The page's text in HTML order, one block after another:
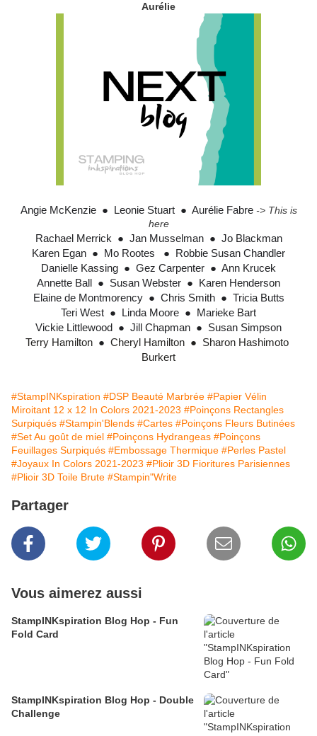
Aurélie
Angie McKenzie ● Leonie Stuart ● Aurélie Fabre -> This is
here
Rachael Merrick ● Jan Musselman ● Jo Blackman
Karen Egan ● Mo Rootes ● Robbie Susan Chandler
Danielle Kassing ● Gez Carpenter ● Ann Krucek
Annette Ball ● Susan Webster ● Karen Henderson
Elaine de Montmorency ● Chris Smith ● Tricia Butts
Teri West ● Linda Moore ● Marieke Bart
Vickie Littlewood ● Jill Chapman ● Susan Simpson
Terry Hamilton ● Cheryl Hamilton ● Sharon Hashimoto
Burkert
#StampINKspiration #DSP Beauté Marbrée #Papier Vélin
Miroitant 12 x 12 In Colors 2021-2023 #Poinçons Rectangles
Surpiqués #Stampin'Blends #Cartes #Poinçons Fleurs Butinées
#Set Au goût de miel #Poinçons Hydrangeas #Poinçons
Feuillages Surpiqués #Embossage Thermique #Perles Pastel
#Joyaux In Colors 2021-2023 #Plioir 3D Fioritures Parisiennes
#Plioir 3D Toile Brute #Stampin"Write
Partager
Vous aimerez aussi
StampINKspiration Blog Hop - Fun
Fold Card
StampINKspiration Blog Hop - Double
Challenge